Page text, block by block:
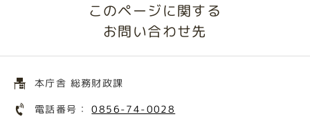
このページに関する
お問い合わせ先
本庁舎 総務財政課
電話番号：0856-74-0028